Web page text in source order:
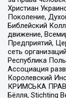
Христиан
Поколение,
Библейский
движение,
Предприятий,
сеть
Республика
Ассоциация
Королевский
КРИМСЬКА
Бёлля, Stichting